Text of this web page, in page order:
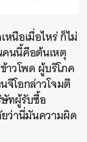
นือเมื่อไหร่ ก็ไม่
นนี้คือต้นเหตุ
าวโพด ผู้บริโภค
โอกล่าวโจมตี
ทผู้รับซื้อ
ว่านี่มันความผิด